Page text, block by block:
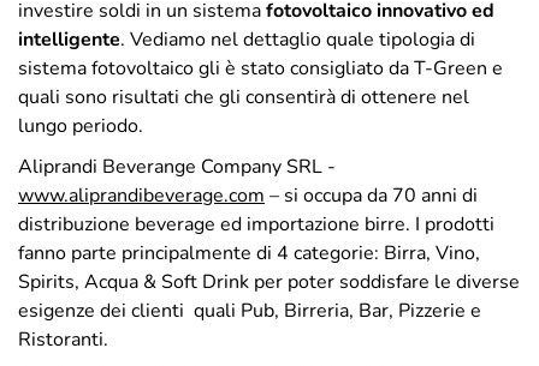
investire soldi in un sistemafotovoltaico innovativo ed
intelligente. Vediamo nel dettaglio quale tipologia di
sistema fotovoltaico gli è stato consigliato da T-Green e
quali sono risultati che gli consentirà di ottenere nel
lungo periodo.
Aliprandi Beverange Company SRL -
www.aliprandibeverage.com– si occupa da 70 anni di
distribuzione beverage ed importazione birre. I prodotti
fanno parte principalmente di 4 categorie: Birra, Vino,
Spirits, Acqua & Soft Drink per poter soddisfare le diverse
esigenze dei clienti quali Pub, Birreria, Bar, Pizzerie e
Ristoranti.